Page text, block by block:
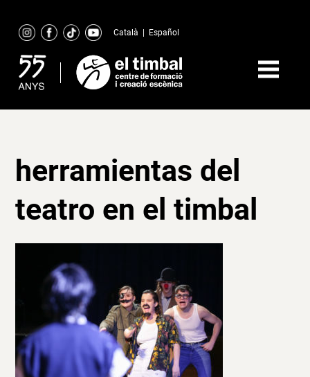
content
Català Español
herramientas del
teatro en el timbal